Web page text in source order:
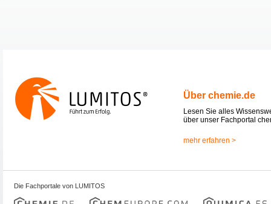
Über chemie.de
Lesen Sie alles
über unser Fachportal
mehr erfahren >
Die Fachportale von LUMITOS